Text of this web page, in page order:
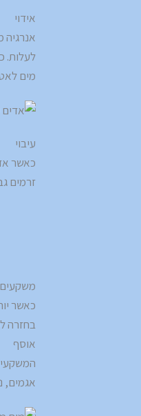
אידוי
לעלות.
מים
עיבוי
כאשר
זרמים
משקעים
כאשר
בחזרה
אוסף
אגמים,